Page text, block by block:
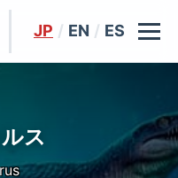
JP / EN / ES
ス